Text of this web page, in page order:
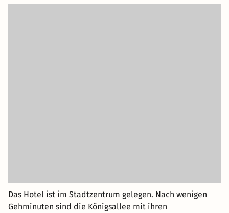
Das Hotel ist im Stadtzentrum gelegen. Nach wenigen
Gehminuten sind die Königsallee mit ihren